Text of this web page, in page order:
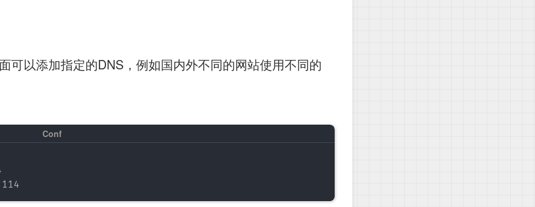
可以添加指定的DNS，例如国内外不同的网站使用不同的